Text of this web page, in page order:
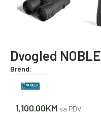
Dvogled
Brend:
1,100.00KM sa PDV